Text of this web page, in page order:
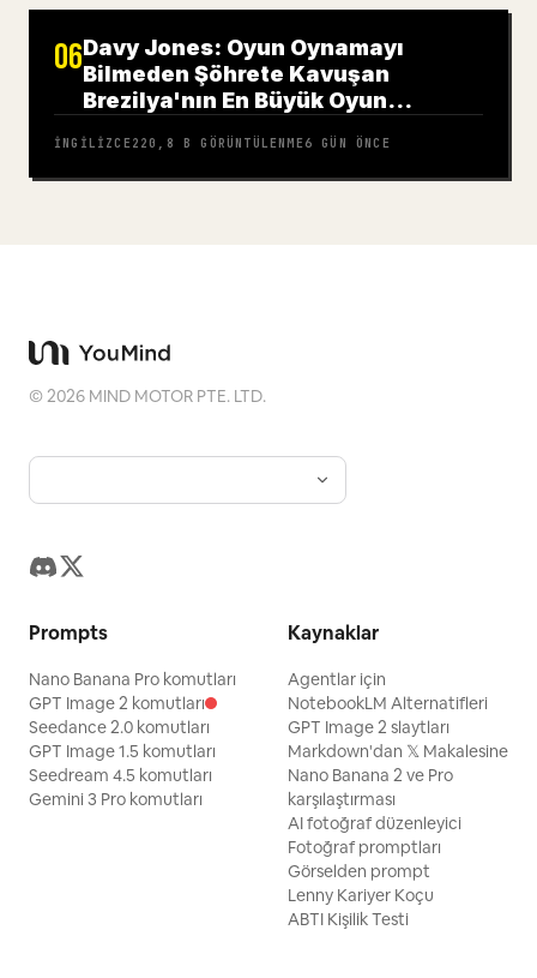
06Davy Jones: Oyun Oynamayı
Bilmeden Şöhrete Kavuşan
Brezilya'nın En Büyük Oyun
İNGILIZCE 220,8 B GÖRÜNTÜLENME 6 GÜN ÖNCE
©2026 MIND MOTOR PTE. LTD.
Prompts
Nano Banana Pro komutları
GPT Image 2 komutları
Seedance 2.0 komutları
GPT Image 1.5 komutları
Seedream 4.5 komutları
Gemini 3 Pro komutları
Kaynaklar
Agentlar için
NotebookLM Alternatifleri
GPT Image 2 slaytları
Markdown'dan 𝕏 Makalesine
Nano Banana 2 ve Pro
karşılaştırması
AI fotoğraf düzenleyici
Fotoğraf promptları
Görselden prompt
Lenny Kariyer Koçu
ABTI Kişilik Testi